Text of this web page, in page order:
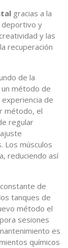
gracias a la
deportivo y
y las
recuperación
de la
un método de
de
método, el
regular
Los músculos
reduciendo así
de
tanques de
método el
sesiones
es
químicos